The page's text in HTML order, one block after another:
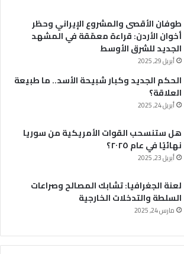
طوفان الأقصى والمشروع الإيراني وحظر
أخوان الأردن: قراءة معمّقة في المشهد
الجديد للشرق الأوسط
أبريل 29, 2025
الحكم الجديد وكبار شبيحة الأسد.. ما طبيعة
العلاقة؟
أبريل 24, 2025
هل ستنسحب القوات الأمريكية من سوريا
نهائيًا في عام ٢٠٢٥؟
أبريل 23, 2025
لعنة الجغرافيا: تشابك المصالح وصراعات
السلطة والتدخلات الخارجية
مارس 24, 2025